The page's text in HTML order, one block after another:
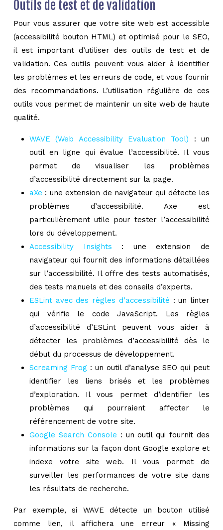
Outils de test et de validation
Pour vous assurer que votre site web est accessible
(accessibilité bouton HTML) et optimisé pour le SEO,
il est important d’utiliser des outils de test et de
validation. Ces outils peuvent vous aider à identifier
les problèmes et les erreurs de code, et vous fournir
des recommandations. L’utilisation régulière de ces
outils vous permet de maintenir un site web de haute
qualité.
WAVE (Web Accessibility Evaluation Tool) : un
outil en ligne qui évalue l’accessibilité. Il vous
permet de visualiser les problèmes
d’accessibilité directement sur la page.
aXe : une extension de navigateur qui détecte les
problèmes d’accessibilité. Axe est
particulièrement utile pour tester l’accessibilité
lors du développement.
Accessibility Insights : une extension de
navigateur qui fournit des informations détaillées
sur l’accessibilité. Il offre des tests automatisés,
des tests manuels et des conseils d’experts.
ESLint avec des règles d’accessibilité : un linter
qui vérifie le code JavaScript. Les règles
d’accessibilité d’ESLint peuvent vous aider à
détecter les problèmes d’accessibilité dès le
début du processus de développement.
Screaming Frog : un outil d’analyse SEO qui peut
identifier les liens brisés et les problèmes
d’exploration. Il vous permet d’identifier les
problèmes qui pourraient affecter le
référencement de votre site.
Google Search Console : un outil qui fournit des
informations sur la façon dont Google explore et
indexe votre site web. Il vous permet de
surveiller les performances de votre site dans
les résultats de recherche.
Par exemple, si WAVE détecte un bouton utilisé
comme lien, il affichera une erreur « Missing